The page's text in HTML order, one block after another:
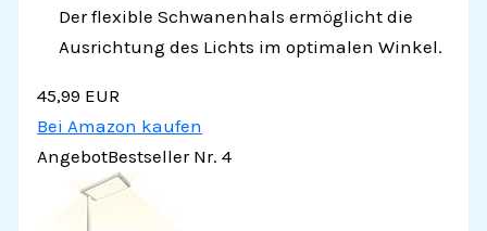
Der flexible Schwanenhals ermöglicht die
Ausrichtung des Lichts im optimalen Winkel.
45,99 EUR
Bei Amazon kaufen
AngebotBestseller Nr. 4